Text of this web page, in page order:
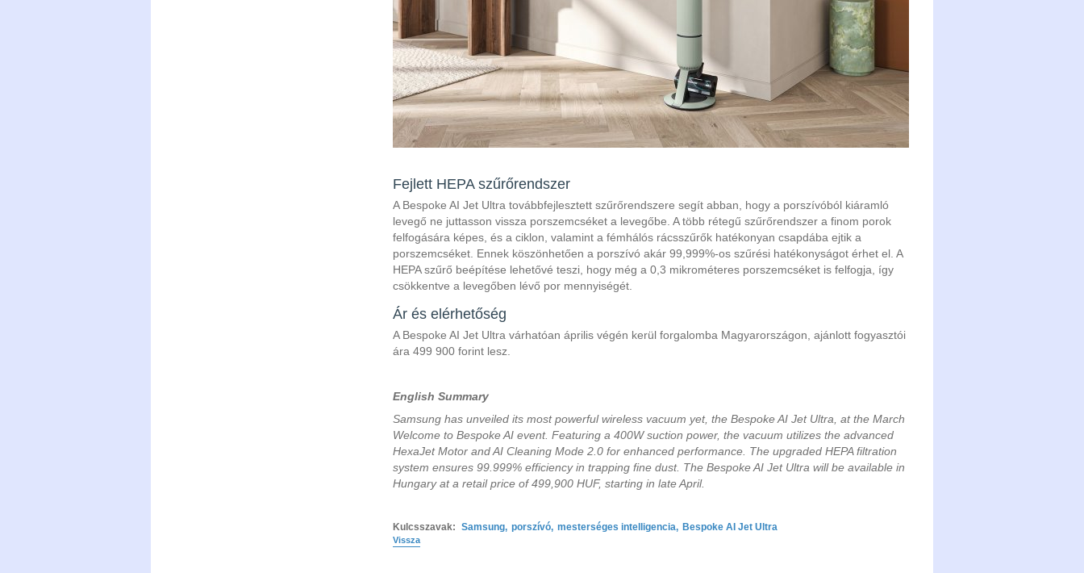
Fejlett HEPA szűrőrendszer
A Bespoke AI Jet Ultra továbbfejlesztett szűrőrendszere segít abban, hogy a porszívóból kiáramló
levegő ne juttasson vissza porszemcséket a levegőbe. A több rétegű szűrőrendszer a finom porok
felfogására képes, és a ciklon, valamint a fémhálós rácsszűrők hatékonyan csapdába ejtik a
porszemcséket. Ennek köszönhetően a porszívó akár 99,999%-os szűrési hatékonyságot érhet el. A
HEPA szűrő beépítése lehetővé teszi, hogy még a 0,3 mikrométeres porszemcséket is felfogja, így
csökkentve a levegőben lévő por mennyiségét.
Ár és elérhetőség
A Bespoke AI Jet Ultra várhatóan április végén kerül forgalomba Magyarországon, ajánlott fogyasztói
ára 499 900 forint lesz.
English Summary
Samsung has unveiled its most powerful wireless vacuum yet, the Bespoke AI Jet Ultra, at the March
Welcome to Bespoke AI event. Featuring a 400W suction power, the vacuum utilizes the advanced
HexaJet Motor and AI Cleaning Mode 2.0 for enhanced performance. The upgraded HEPA filtration
system ensures 99.999% efficiency in trapping fine dust. The Bespoke AI Jet Ultra will be available in
Hungary at a retail price of 499,900 HUF, starting in late April.
Kulcsszavak: Samsung, porszívó, mesterséges intelligencia, Bespoke AI Jet Ultra
Vissza